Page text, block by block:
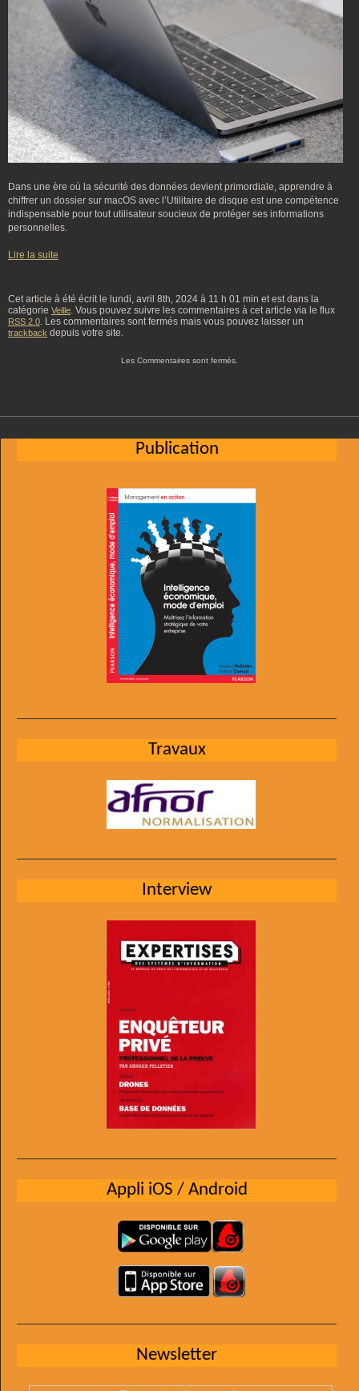
Dans une ère où la sécurité des données devient primordiale, apprendre à
chiffrer un dossier sur macOS avec l’Utilitaire de disque est une compétence
indispensable pour tout utilisateur soucieux de protéger ses informations
personnelles.
Lire la suite
Cet article à été écrit le lundi, avril 8th, 2024 à 11 h 01 min et est dans la
catégorie Veille. Vous pouvez suivre les commentaires à cet article via le flux
RSS 2.0. Les commentaires sont fermés mais vous pouvez laisser un
trackback depuis votre site.
Les Commentaires sont fermés.
Publication
Travaux
Interview
Appli iOS / Android
Newsletter